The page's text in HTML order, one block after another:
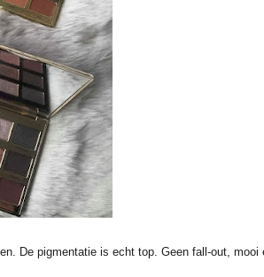
De pigmentatie is echt top. Geen fall-out, mooi